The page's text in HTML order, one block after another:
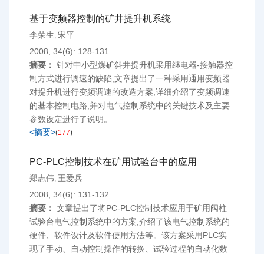
基于变频器控制的矿井提升机系统
李荣生, 宋平
2008, 34(6): 128-131.
摘要： 针对中小型煤矿斜井提升机采用继电器-接触器控
制方式进行调速的缺陷,文章提出了一种采用通用变频器
对提升机进行变频调速的改造方案,详细介绍了变频调速
的基本控制电路,并对电气控制系统中的关键技术及主要
参数设定进行了说明。
<摘要>(177)
PC-PLC控制技术在矿用试验台中的应用
郑志伟, 王爱兵
2008, 34(6): 131-132.
摘要： 文章提出了将PC-PLC控制技术应用于矿用阀柱
试验台电气控制系统中的方案,介绍了该电气控制系统的
硬件、软件设计及软件使用方法等。该方案采用PLC实
现了手动、自动控制操作的转换、试验过程的自动化数